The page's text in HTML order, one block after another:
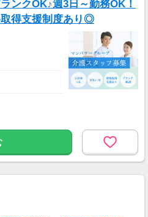
ンクOK♪週3日～勤務OK！
得支援制度あり◎